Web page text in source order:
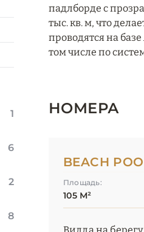
1
6
2
8
падлборде с
тыс. кв. м, что
проводятся на
том числе по
НОМЕРА
BEACH
Площадь:
105 М²